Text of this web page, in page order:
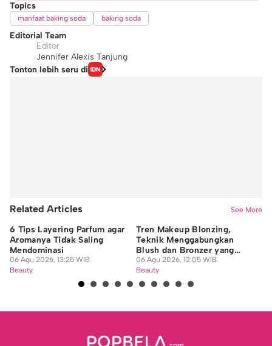
Topics
manfaat baking soda baking soda
Editorial Team
Editor
Jennifer Alexis Tanjung
Tonton lebih seru di
Related Articles See More
6 Tips Layering Parfum agar
Aromanya Tidak Saling
Mendominasi
06 Agu 2026, 13:25 WIB
Beauty
Tren Makeup Blonzing,
Teknik Menggabungkan
Blush dan Bronzer yang
Viral
06 Agu 2026, 12:05 WIB
Beauty